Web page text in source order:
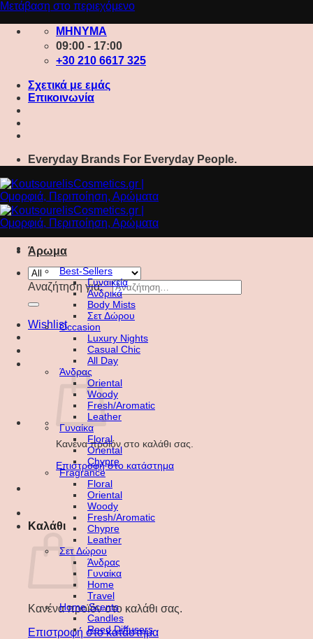
Μετάβαση στο περιεχόμενο
ΜΗΝΥΜΑ
09:00 - 17:00
+30 210 6617 325
Σχετικά με εμάς
Επικοινωνία
Everyday Brands For Everyday People.
Αναζήτηση για:
Wishlist
Κανένα προϊόν στο καλάθι σας.
Επιστροφή στο κατάστημα
Καλάθι
Κανένα προϊόν στο καλάθι σας.
Επιστροφή στο κατάστημα
Άρωμα
Best-Sellers
Γυναικεία
Ανδρικά
Body Mists
Σετ Δώρου
Occasion
Luxury Nights
Casual Chic
All Day
Άνδρας
Oriental
Woody
Fresh/Aromatic
Leather
Γυναίκα
Floral
Oriental
Chypre
Fragrance
Floral
Oriental
Woody
Fresh/Aromatic
Chypre
Leather
Σετ Δώρου
Άνδρας
Γυναίκα
Home
Travel
Home Scents
Candles
Reed Diffusers